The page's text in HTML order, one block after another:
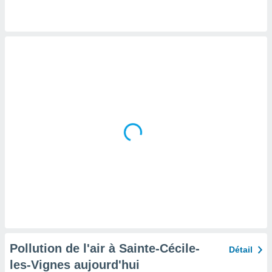
Pollution de l'air à Sainte-Cécile-
les-Vignes aujourd'hui
Détail